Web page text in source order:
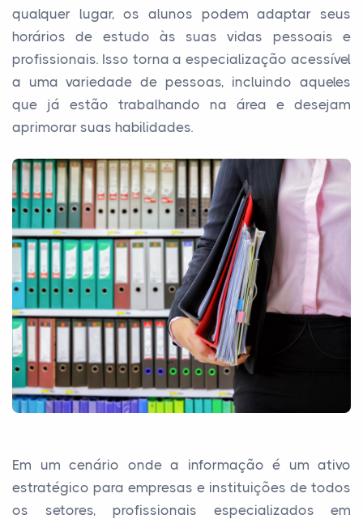
qualquer lugar, os alunos podem adaptar seus
horários de estudo às suas vidas pessoais e
profissionais. Isso torna a especialização acessível
a uma variedade de pessoas, incluindo aqueles
que já estão trabalhando na área e desejam
aprimorar suas habilidades.
Em um cenário onde a informação é um ativo
estratégico para empresas e instituições de todos
os setores, profissionais especializados em